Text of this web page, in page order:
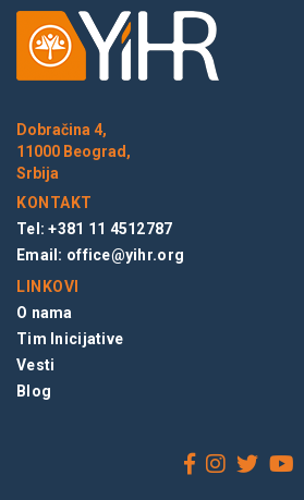
Dobračina 4,
11000 Beograd,
Srbija
KONTAKT
Tel: +381 11 4512787
Email: office@yihr.org
LINKOVI
O nama
Tim Inicijative
Vesti
Blog